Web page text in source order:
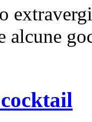
alcune